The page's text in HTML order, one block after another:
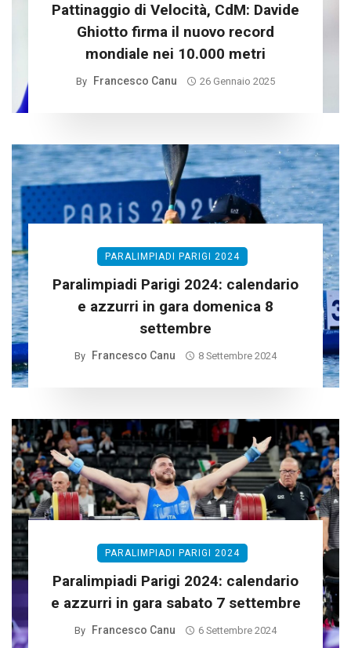
Pattinaggio di Velocità, CdM: Davide
Ghiotto firma il nuovo record
mondiale nei 10.000 metri
By Francesco Canu 26 Gennaio 2025
PARALIMPIADI PARIGI 2024
Paralimpiadi Parigi 2024: calendario
e azzurri in gara domenica 8
settembre
By Francesco Canu 8 Settembre 2024
PARALIMPIADI PARIGI 2024
Paralimpiadi Parigi 2024: calendario
e azzurri in gara sabato 7 settembre
By Francesco Canu 6 Settembre 2024